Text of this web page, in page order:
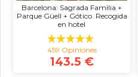
Barcelona: Sagrada Familia +
Parque Güell + Gótico. Recogida
en hotel
459 Opiniones
143.5 €